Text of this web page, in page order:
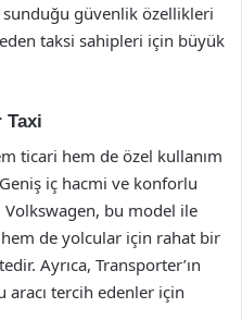
sunduğu güvenlik özellikleri
eden taksi sahipleri için büyük
Taxi
ticari hem de özel kullanım
iç hacmi ve konforlu
bu model ile
de yolcular için rahat bir
Ayrıca, Transporter’ın
aracı tercih edenler için